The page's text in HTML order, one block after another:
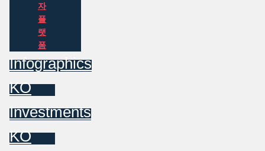
자
플
랫
폼
Infographics
KO
Investments
KO